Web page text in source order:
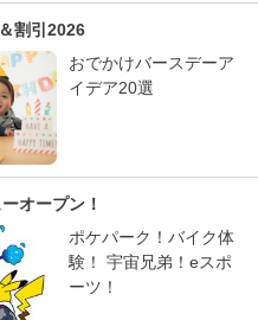
割引2026
おでかけバースデーア
イデア20選
オープン！
ポケパーク！バイク体
験！ 宇宙兄弟！eスポ
ーツ！